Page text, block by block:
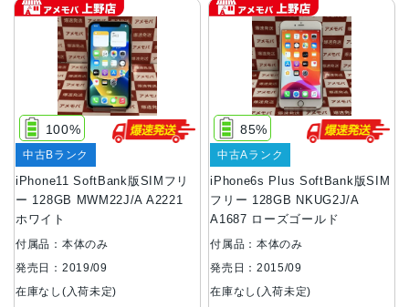
iPhone11 SoftBank版SIMフリ
ー 128GB MWM22J/A A2221
ホワイト
100%
中古Bランク
付属品：本体のみ
発売日：2019/09
在庫なし(入荷未定)
iPhone6s Plus SoftBank版SIM
フリー 128GB NKUG2J/A
A1687 ローズゴールド
85%
中古Aランク
付属品：本体のみ
発売日：2015/09
在庫なし(入荷未定)